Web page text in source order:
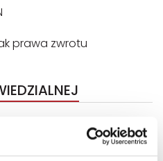
prawa zwrotu